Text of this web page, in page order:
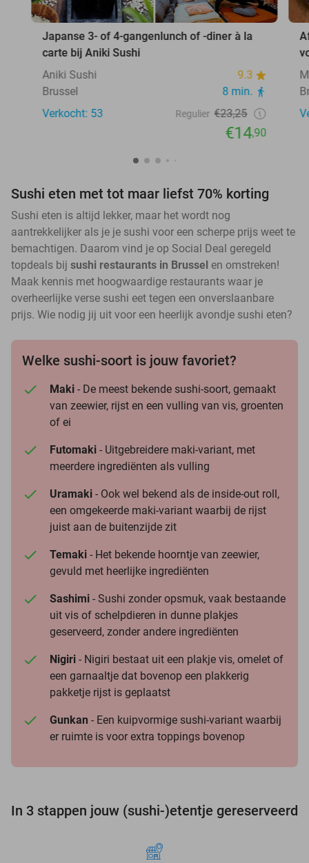
Japanse 3- of 4-gangenlunch of -diner à la
carte bij Aniki Sushi
Aniki Sushi
9.3
Brussel
8 min.
Verkocht: 53
Regulier €23,25
€14,90
Sushi eten met tot maar liefst 70% korting
Sushi eten is altijd lekker, maar het wordt nog
aantrekkelijker als je je sushi voor een scherpe prijs weet te
bemachtigen. Daarom vind je op Social Deal geregeld
topdeals bij sushi restaurants in Brussel en omstreken!
Maak kennis met hoogwaardige restaurants waar je
overheerlijke verse sushi eet tegen een onverslaanbare
prijs. Wie nodig jij uit voor een heerlijk avondje sushi eten?
Welke sushi-soort is jouw favoriet?
Maki - De meest bekende sushi-soort, gemaakt
van zeewier, rijst en een vulling van vis, groenten
of ei
Futomaki - Uitgebreidere maki-variant, met
meerdere ingrediënten als vulling
Uramaki - Ook wel bekend als de inside-out roll,
een omgekeerde maki-variant waarbij de rijst
juist aan de buitenzijde zit
Temaki - Het bekende hoorntje van zeewier,
gevuld met heerlijke ingrediënten
Sashimi - Sushi zonder opsmuk, vaak bestaande
uit vis of schelpdieren in dunne plakjes
geserveerd, zonder andere ingrediënten
Nigiri - Nigiri bestaat uit een plakje vis, omelet of
een garnaaltje dat bovenop een plakkerig
pakketje rijst is geplaatst
Gunkan - Een kuipvormige sushi-variant waarbij
er ruimte is voor extra toppings bovenop
In 3 stappen jouw (sushi-)etentje gereserveerd